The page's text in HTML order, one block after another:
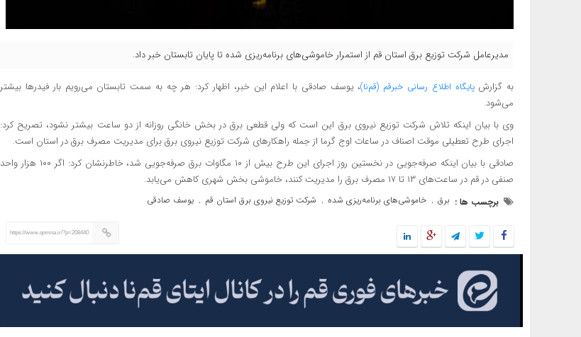
مدیرعامل شرکت توزیع برق استان قم از استمرار خاموشی‌های برنامه‌ریزی شده تا پایان تابستان خبر داد.
به گزارشپایگاه اطلاع رسانی خبرقم (قم‌نا)، یوسف صادقی با اعلام این خبر، اظهار کرد: هر چه به سمت تابستان می‌رویم بار فیدر‌ها بیشتر
می‌شود.
وی با بیان اینکه تلاش شرکت توزیع نیروی برق این است که ولی قطعی‌ برق در بخش خانگی روزانه از دو ساعت بیشتر نشود، تصریح کرد:
اجرای طرح تعطیلی موقت اصناف در ساعات اوج گرما از جمله راهکارهای شرکت توزیع نیروی برق برای مدیریت مصرف برق در استان است.
صادقی با بیان اینکه صرفه‌جویی در نخستین روز اجرای این طرح بیش از ۱۰ مگاوات برق صرفه‌جویی شد، خاطرنشان کرد: اگر ۱۰۰ هزار واحد
صنفی در قم در ساعت‌های ۱۳ تا ۱۷ مصرف برق را مدیریت کنند، خاموشی بخش شهری کاهش می‌یابد.
برچسب ها : برق , خاموشی‌های برنامه‌ریزی شده , شرکت توزیع نیروی برق استان قم , یوسف صادقی
https://www.qomna.ir/?p=208440